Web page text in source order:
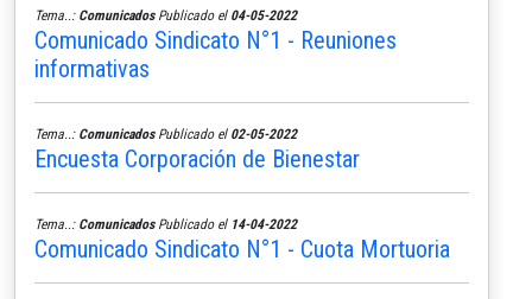
Tema..: ComunicadosPublicado el 04-05-2022
Comunicado Sindicato N°1 - Reuniones
informativas
Tema..: ComunicadosPublicado el 02-05-2022
Encuesta Corporación de Bienestar
Tema..: ComunicadosPublicado el 14-04-2022
Comunicado Sindicato N°1 - Cuota Mortuoria